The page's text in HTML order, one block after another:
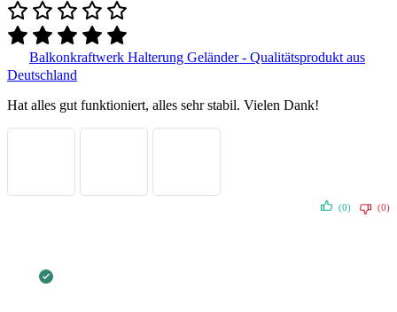
Balkonkraftwerk Halterung Geländer - Qualitätsprodukt aus
Deutschland
Hat alles gut funktioniert, alles sehr stabil. Vielen Dank!
(0) (0)